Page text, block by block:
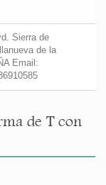
Sierra de
de la
Email:
de T con